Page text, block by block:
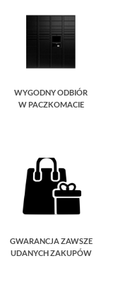
WYGODNY ODBIÓR
W PACZKOMACIE
GWARANCJA ZAWSZE
UDANYCH ZAKUPÓW